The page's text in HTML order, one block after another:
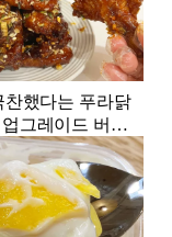
찬했다는 푸라닭
그레이드 버전